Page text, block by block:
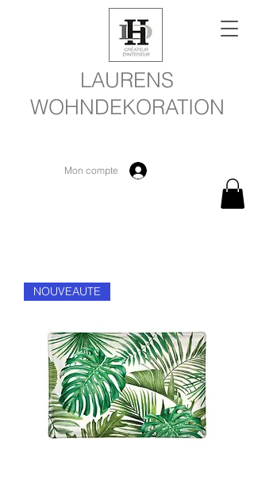
LAURENS
WOHNDEKORATION
Mon compte
NOUVEAUTE